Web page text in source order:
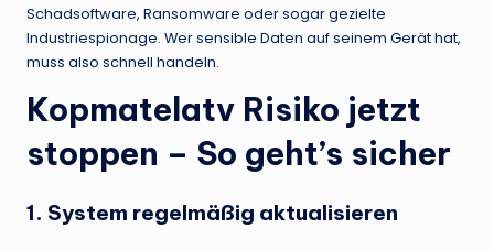
Schadsoftware, Ransomware oder sogar gezielte
Industriespionage. Wer sensible Daten auf seinem Gerät hat,
muss also schnell handeln.
Kopmatelatv Risiko jetzt
stoppen – So geht’s sicher
1. System regelmäßig aktualisieren